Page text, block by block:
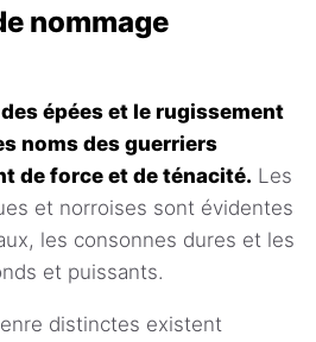
nommage
épées et le rugissement
noms des guerriers
de force et de ténacité. Les
et norroises sont évidentes
les consonnes dures et les
et puissants.
distinctes existent